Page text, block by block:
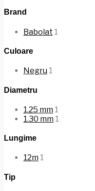
Brand
Babolat 1
Culoare
Negru 1
Diametru
1.25 mm 1
1.30 mm 1
Lungime
12m 1
Tip